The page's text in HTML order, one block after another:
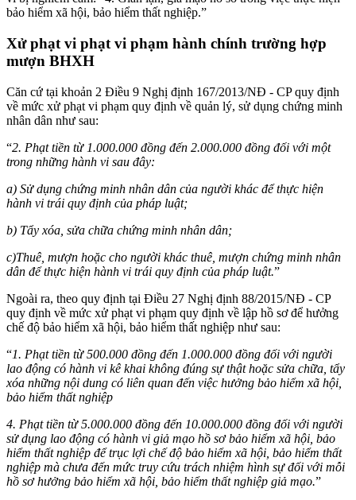
bảo hiểm xã hội, bảo hiểm thất nghiệp.”
Xử phạt vi phạt vi phạm hành chính trường hợp
mượn BHXH
Căn cứ tại khoản 2 Điều 9 Nghị định 167/2013/NĐ - CP quy định
về mức xử phạt vi phạm quy định về quản lý, sử dụng chứng minh
nhân dân như sau:
“2. Phạt tiền từ 1.000.000 đồng đến 2.000.000 đồng đối với một
trong những hành vi sau đây:
a) Sử dụng chứng minh nhân dân của người khác để thực hiện
hành vi trái quy định của pháp luật;
b) Tẩy xóa, sửa chữa chứng minh nhân dân;
c)Thuê, mượn hoặc cho người khác thuê, mượn chứng minh nhân
dân để thực hiện hành vi trái quy định của pháp luật.”
Ngoài ra, theo quy định tại Điều 27 Nghị định 88/2015/NĐ - CP
quy định về mức xử phạt vi phạm quy định về lập hồ sơ để hưởng
chế độ bảo hiểm xã hội, bảo hiểm thất nghiệp như sau:
“1. Phạt tiền từ 500.000 đồng đến 1.000.000 đồng đối với người
lao động có hành vi kê khai không đúng sự thật hoặc sửa chữa, tẩy
xóa những nội dung có liên quan đến việc hưởng bảo hiểm xã hội,
bảo hiểm thất nghiệp
4. Phạt tiền từ 5.000.000 đồng đến 10.000.000 đồng đối với người
sử dụng lao động có hành vi giả mạo hồ sơ bảo hiểm xã hội, bảo
hiểm thất nghiệp để trục lợi chế độ bảo hiểm xã hội, bảo hiểm thất
nghiệp mà chưa đến mức truy cứu trách nhiệm hình sự đối với mỗi
hồ sơ hưởng bảo hiểm xã hội, bảo hiểm thất nghiệp giả mạo.”